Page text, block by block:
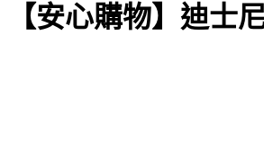
【安心購物】迪士